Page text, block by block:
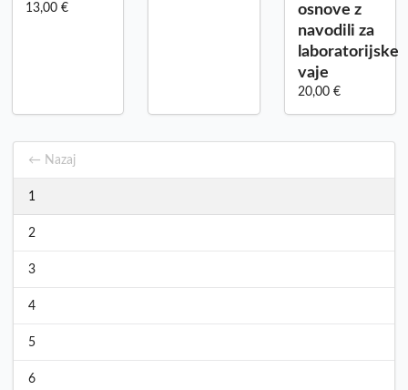
13,00 €
osnove z
navodili za
laboratorijske
vaje
20,00 €
← Nazaj
1
2
3
4
5
6